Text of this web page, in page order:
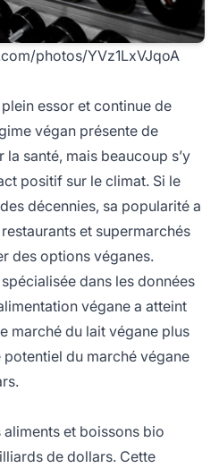
photos/YVz1LxVJqoA
essor et continue de
végan présente de
santé, mais beaucoup s’y
positif sur le climat. Si le
décennies, sa popularité a
et supermarchés
des options véganes.
dans les données
végane a atteint
marché du lait végane plus
potentiel du marché végane
aliments et boissons bio
de dollars. Cette